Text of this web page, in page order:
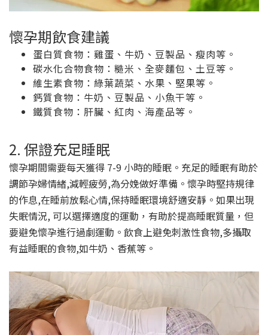
懷孕期飲食建議
蛋白質食物：雞蛋、牛奶、豆製品、瘦肉等。
碳水化合物食物：糙米、全麥麵包、土豆等。
維生素食物：綠葉蔬菜、水果、堅果等。
鈣質食物：牛奶、豆製品、小魚干等。
鐵質食物：肝臟、紅肉、海產品等。
2. 保證充足睡眠
懷孕期間需要每天獲得 7-9 小時的睡眠。充足的睡眠有助於
調節孕婦情緒,減輕疲勞,為分娩做好準備。懷孕時堅持規律
的作息,在睡前放鬆心情,保持睡眠環境舒適安靜。如果出現
失眠情況, 可以選擇適度的運動，有助於提高睡眠質量，但
要避免懷孕進行過劇運動。飲食上避免刺激性食物,多攝取
有益睡眠的食物,如牛奶、香蕉等。